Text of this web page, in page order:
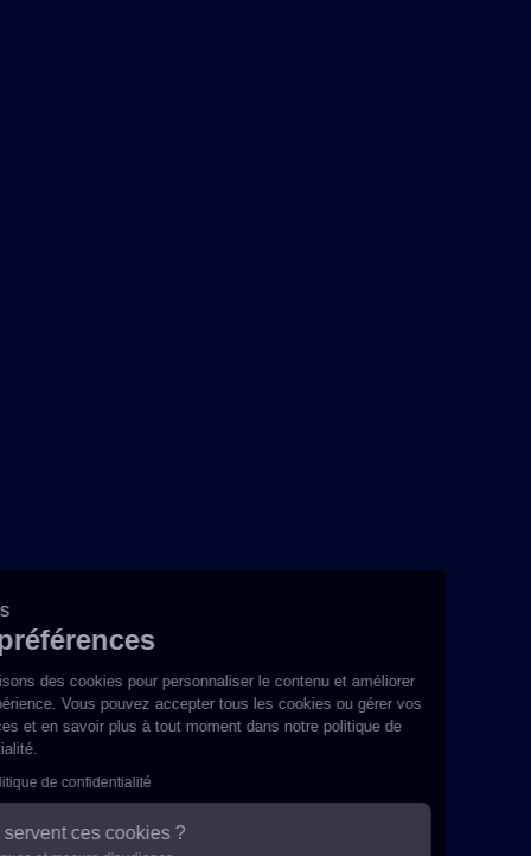
Vos préférences
Nous utilisons des cookies pour personnaliser le contenu et améliorer
votre expérience. Vous pouvez accepter tous les cookies ou gérer vos
préférences et en savoir plus à tout moment dans notre
confidentialité
Lire la politique de confidentialité
À quoi servent ces cookies ?